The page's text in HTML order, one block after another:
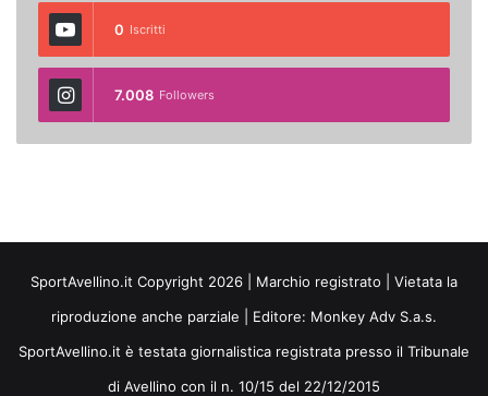
0 Iscritti
7.008 Followers
SportAvellino.it Copyright 2026 | Marchio registrato | Vietata la
riproduzione anche parziale | Editore: Monkey Adv S.a.s.
SportAvellino.it è testata giornalistica registrata presso il Tribunale
di Avellino con il n. 10/15 del 22/12/2015